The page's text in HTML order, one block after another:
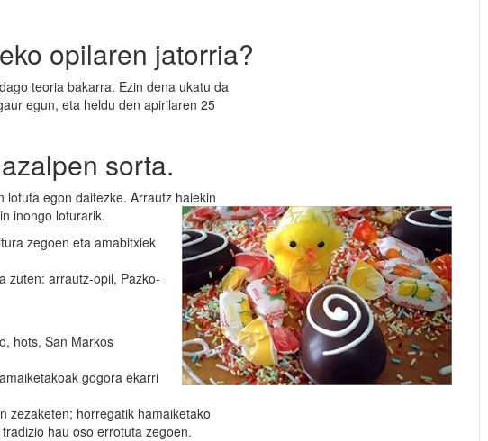
opilaren jatorria?
teoria bakarra. Ezin dena ukatu da
egun, eta heldu den apirilaren 25
sorta.
lotuta egon daitezke. Arrautz haiekin
inongo loturarik.
zegoen eta amabitxiek
zuten: arrautz-opil, Pazko-
hots, San Markos
gogora ekarri
zezaketen; horregatik hamaiketako
hau oso errotuta zegoen.